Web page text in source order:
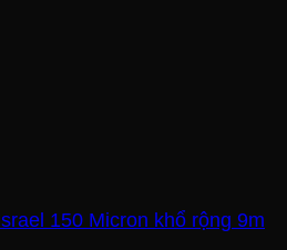
150 Micron khổ rộng 9m